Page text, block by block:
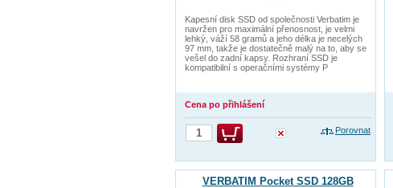
Kapesní disk SSD od společnosti Verbatim je
navržen pro maximální přenosnost, je velmi
lehký, váží 58 gramů a jeho délka je necelých
97 mm, takže je dostatečně malý na to, aby se
vešel do zadní kapsy. Rozhraní SSD je
kompatibilní s operačními systémy P
Cena po přihlášení
Porovnat
VERBATIM Pocket SSD 128GB